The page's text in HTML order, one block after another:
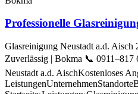
Professionelle
Glasreinigung Neustadt a.d. Aisch
Zuverlässig | Bokma 📞
Neustadt a.d. AischKostenloses